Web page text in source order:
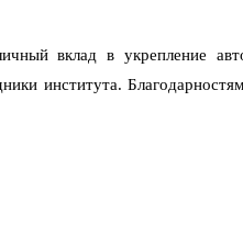
вклад в укрепление
института.